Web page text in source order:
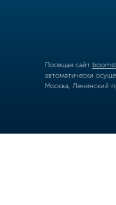
Посещая сайт
автоматически
Москва, Ленинский